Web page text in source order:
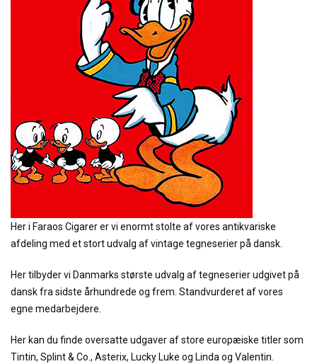
Her i Faraos Cigarer er vi enormt stolte af vores antikvariske
afdeling med et stort udvalg af vintage tegneserier på dansk.
Her tilbyder vi Danmarks største udvalg af tegneserier udgivet på
dansk fra sidste århundrede og frem. Standvurderet af vores
egne medarbejdere.
Her kan du finde oversatte udgaver af store europæiske titler som
Tintin, Splint & Co., Asterix, Lucky Luke og Linda og Valentin.